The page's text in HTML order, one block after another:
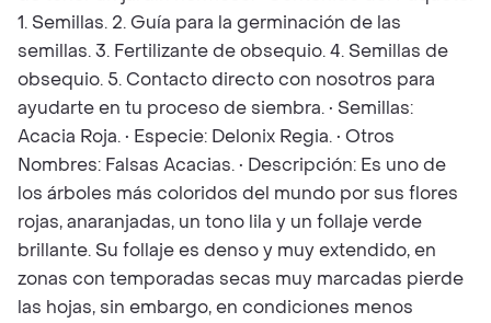
1. Semillas. 2. Guía para la germinación de las
semillas. 3. Fertilizante de obsequio. 4. Semillas de
obsequio. 5. Contacto directo con nosotros para
ayudarte en tu proceso de siembra. • Semillas:
Acacia Roja. • Especie: Delonix Regia. • Otros
Nombres: Falsas Acacias. • Descripción: Es uno de
los árboles más coloridos del mundo por sus flores
rojas, anaranjadas, un tono lila y un follaje verde
brillante. Su follaje es denso y muy extendido, en
zonas con temporadas secas muy marcadas pierde
las hojas, sin embargo, en condiciones menos